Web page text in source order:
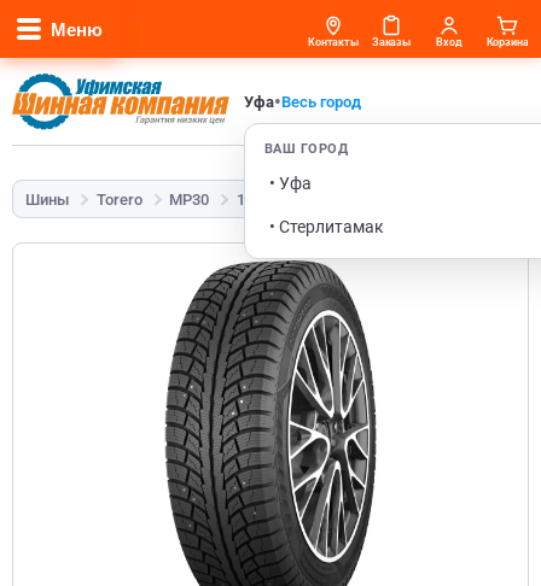
Меню
Уфа•Весь город
ВАШ ГОРОД
• Уфа
• Стерлитамак
Контакты Заказы Вход Корзина
Шины Torero MP30 195/60 R15 92T